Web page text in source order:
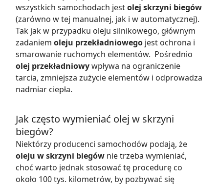
wszystkich samochodach jestolej skrzyni biegów
(zarówno w tej manualnej, jak i w automatycznej).
Tak jak w przypadku oleju silnikowego, głównym
zadaniem oleju przekładniowego jest ochrona i
smarowanie ruchomych elementów. Pośrednio
olej przekładniowywpływa na ograniczenie
tarcia, zmniejsza zużycie elementów i odprowadza
nadmiar ciepła.
Jak często wymieniać olej w skrzyni
biegów?
Niektórzy producenci samochodów podają, że
oleju w skrzyni biegów nie trzeba wymieniać,
choć warto jednak stosować tę procedurę co
około 100 tys. kilometrów, by pozbywać się